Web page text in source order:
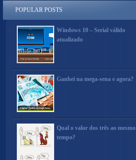
POPULAR POSTS
Windows 10 – Serial válido
atualizado
Ganhei na mega-sena e agora?
Qual o valor dos três ao mesmo
tempo?